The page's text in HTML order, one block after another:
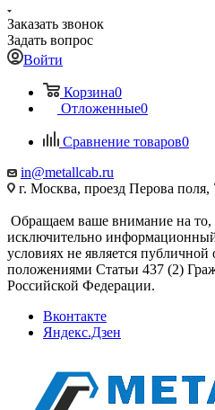
Заказать звонок
Задать вопрос
Войти
Корзина0
Отложенные0
Сравнение товаров0
in@metallcab.ru
г. Москва, проезд Перова поля,
Обращаем ваше внимание на то,
исключительно
условиях не является
положениями Статьи 437 (2)
Российской Федерации.
Вконтакте
Яндекс.Дзен